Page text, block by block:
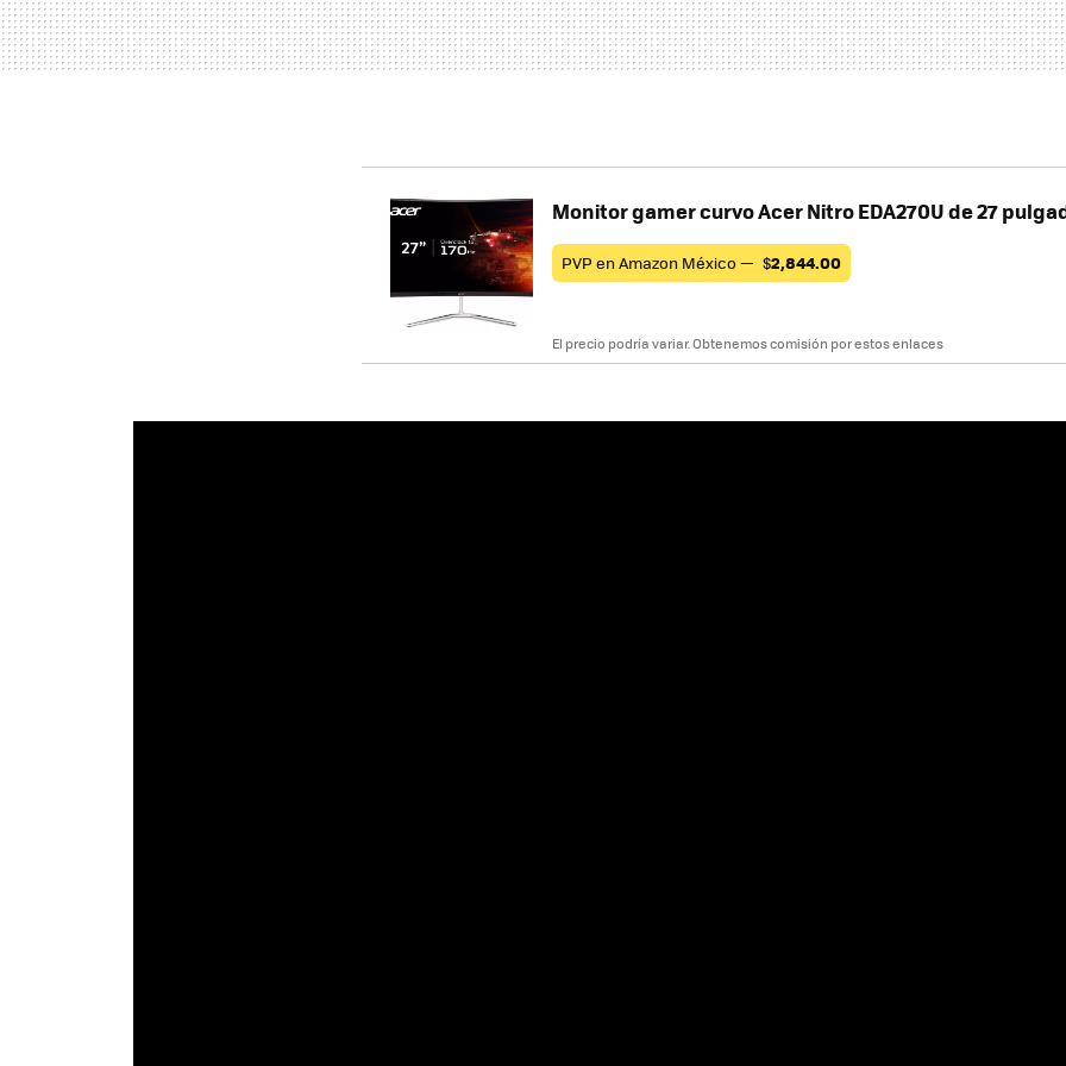
Monitor gamer curvo Acer Nitro EDA270U de 27
PVP en Amazon México — $2,844.00
El precio podría variar. Obtenemos comisión por estos enlaces